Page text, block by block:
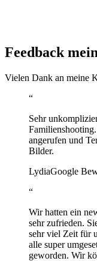
Feedback
Vielen Dank an meine
“
Sehr
angerufen und
Bilder.
LydiaGoogle
“
Wir hatten ein
sehr zufrieden.
sehr viel Zeit für
alle super
geworden. Wir